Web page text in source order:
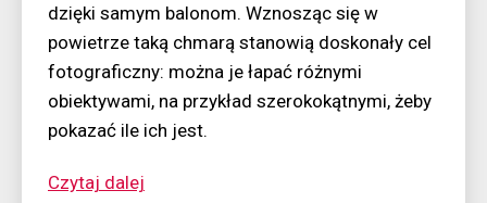
dzięki samym balonom. Wznosząc się w
powietrze taką chmarą stanowią doskonały cel
fotograficzny: można je łapać różnymi
obiektywami, na przykład szerokokątnymi, żeby
pokazać ile ich jest.
Czytaj dalej